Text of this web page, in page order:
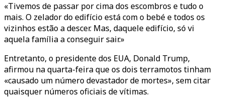
«Tivemos de passar por cima dos escombros e tudo o
mais. O zelador do edifício está com o bebé e todos os
vizinhos estão a descer. Mas, daquele edifício, só vi
aquela família a conseguir sair.»
Entretanto, o presidente dos EUA, Donald Trump,
afirmou na quarta-feira que os dois terramotos tinham
«causado um número devastador de mortes», sem citar
quaisquer números oficiais de vítimas.